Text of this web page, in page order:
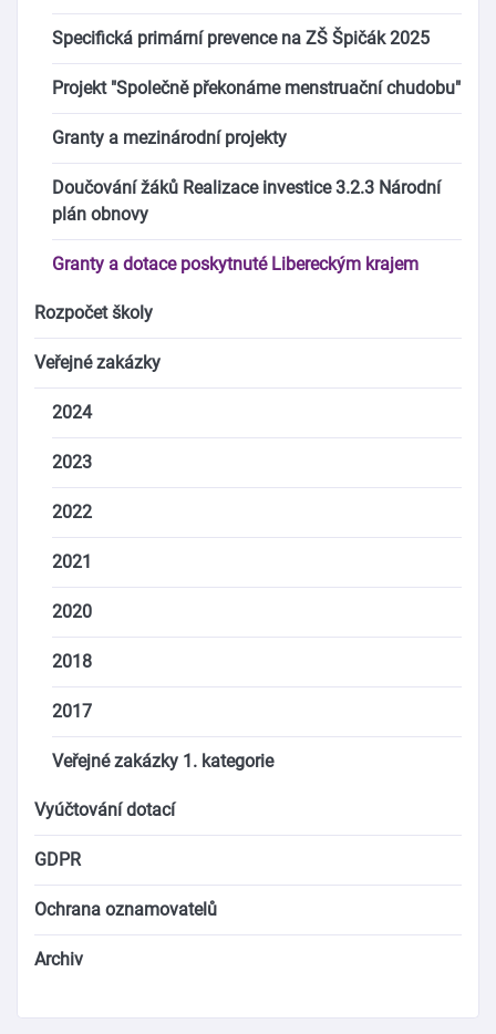
Specifická primární prevence na ZŠ Špičák 2025
Projekt "Společně překonáme menstruační chudobu"
Granty a mezinárodní projekty
Doučování žáků Realizace investice 3.2.3 Národní
plán obnovy
Granty a dotace poskytnuté Libereckým krajem
Rozpočet školy
Veřejné zakázky
2024
2023
2022
2021
2020
2018
2017
Veřejné zakázky 1. kategorie
Vyúčtování dotací
GDPR
Ochrana oznamovatelů
Archiv